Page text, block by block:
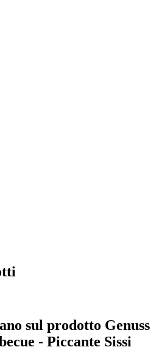
sul prodotto Genuss
- Piccante Sissi